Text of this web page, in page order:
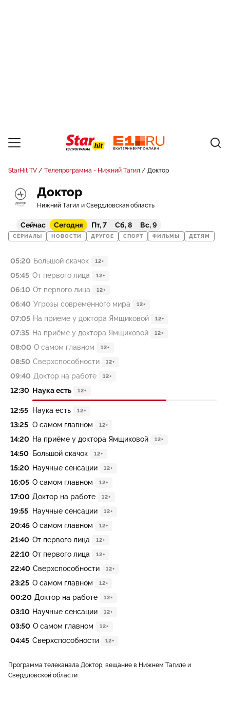
StarHit TV Телепрограмма - Нижний Тагил Доктор
Доктор
Нижний Тагил и Свердловская область
Сейчас Сегодня Пт, 7 Сб, 8 Вс, 9
СЕРИАЛЫ НОВОСТИ ДРУГОЕ СПОРТ ФИЛЬМЫ ДЕТЯМ
05:20 Большой скачок 12+
05:45 От первого лица 12+
06:10 От первого лица 12+
06:40 Угрозы современного мира 12+
07:05 На приёме у доктора Ямщиковой 12+
07:35 На приёме у доктора Ямщиковой 12+
08:00 О самом главном 12+
08:50 Сверхспособности 12+
09:40 Доктор на работе 12+
12:30 Наука есть 12+
12:55 Наука есть 12+
13:25 О самом главном 12+
14:20 На приёме у доктора Ямщиковой 12+
14:50 Большой скачок 12+
15:20 Научные сенсации 12+
16:05 О самом главном 12+
17:00 Доктор на работе 12+
19:55 Научные сенсации 12+
20:45 О самом главном 12+
21:40 От первого лица 12+
22:10 От первого лица 12+
22:40 Сверхспособности 12+
23:25 О самом главном 12+
00:20 Доктор на работе 12+
03:10 Научные сенсации 12+
03:50 О самом главном 12+
04:45 Сверхспособности 12+
Программа телеканала Доктор, вещание в Нижнем Тагиле и
Свердловской области